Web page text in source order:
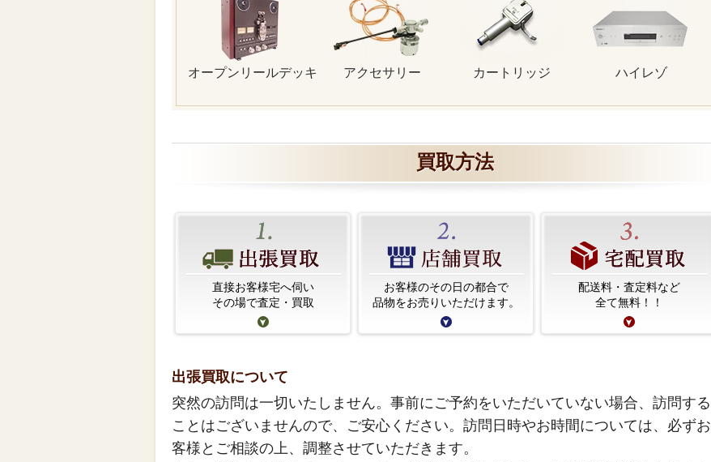
オープンリールデッキ アクセサリー カートリッジ ハイレゾ
買取方法
直接お客様宅へ伺い
その場で査定・買取
お客様のその日の都合で
品物をお売りいただけます。
配送料・査定料など
全て無料！！
出張買取について
突然の訪問は一切いたしません。事前にご予約をいただいていない場合、訪問する
ことはございませんので、ご安心ください。訪問日時やお時間については、必ずお
客様とご相談の上、調整させていただきます。